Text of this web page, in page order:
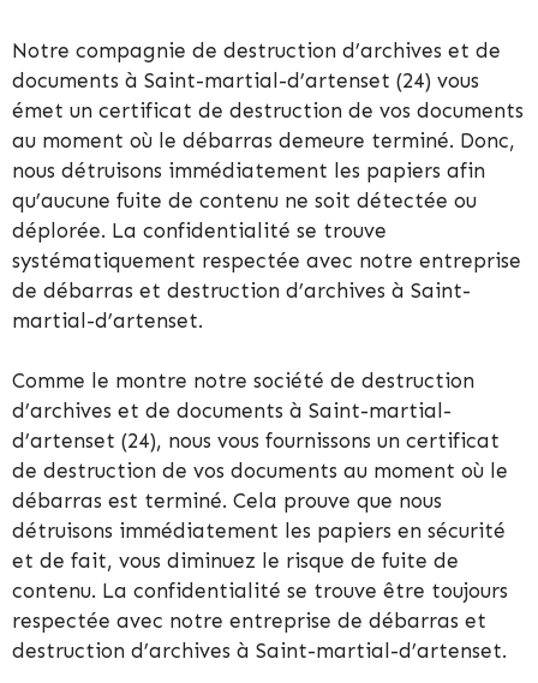
Notre compagnie de destruction d’archives et de
documents à Saint-martial-d’artenset (24) vous
émet un certificat de destruction de vos documents
au moment où le débarras demeure terminé. Donc,
nous détruisons immédiatement les papiers afin
qu’aucune fuite de contenu ne soit détectée ou
déplorée. La confidentialité se trouve
systématiquement respectée avec notre entreprise
de débarras et destruction d’archives à Saint-
martial-d’artenset.
Comme le montre notre société de destruction
d’archives et de documents à Saint-martial-
d’artenset (24), nous vous fournissons un certificat
de destruction de vos documents au moment où le
débarras est terminé. Cela prouve que nous
détruisons immédiatement les papiers en sécurité
et de fait, vous diminuez le risque de fuite de
contenu. La confidentialité se trouve être toujours
respectée avec notre entreprise de débarras et
destruction d’archives à Saint-martial-d’artenset.